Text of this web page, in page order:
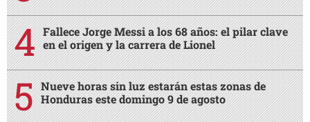
Fallece Jorge Messi a los 68 años: el pilar clave
en el origen y la carrera de Lionel
Nueve horas sin luz estarán estas zonas de
Honduras este domingo 9 de agosto